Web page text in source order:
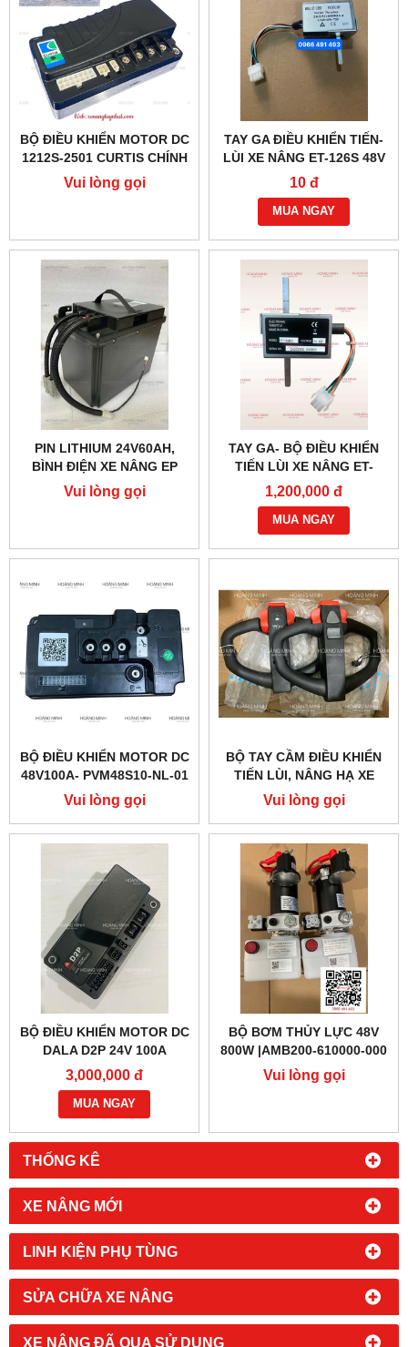
THỐNG KÊ
XE NÂNG MỚI
LINH KIỆN PHỤ TÙNG
SỬA CHỮA XE NÂNG
XE NÂNG ĐÃ QUA SỬ DỤNG
BỘ ĐIỀU KHIỂN MOTOR DC
1212S-2501 CURTIS CHÍNH
HÃNG
Vui lòng gọi
TAY GA ĐIỀU KHIỂN TIẾN-
LÙI XE NÂNG ET-126S 48V
(6 DÂY)
10 đ
MUA NGAY
PIN LITHIUM 24V60AH,
BÌNH ĐIỆN XE NÂNG EP
Vui lòng gọi
TAY GA- BỘ ĐIỀU KHIỂN
TIẾN LÙI XE NÂNG ET-
166MCU 24V-48V
1,200,000 đ
MUA NGAY
BỘ ĐIỀU KHIỂN MOTOR DC
48V100A- PVM48S10-NL-01
(PTE20Q)
Vui lòng gọi
BỘ TAY CẦM ĐIỀU KHIỂN
TIẾN LÙI, NÂNG HẠ XE
NÂNG ĐIỆN PTE15QA
Vui lòng gọi
BỘ ĐIỀU KHIỂN MOTOR DC
DALA D2P 24V 100A
3,000,000 đ
MUA NGAY
BỘ BƠM THỦY LỰC 48V
800W |AMB200-610000-000
Vui lòng gọi